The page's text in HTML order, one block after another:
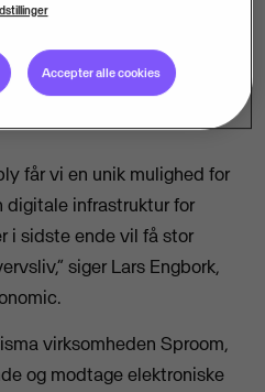
to-end e-faktura- og
kommer til gavn for de
får vi en unik mulighed for
infrastruktur for
i sidste ende vil få stor
siger Lars Engbork,
virksomheden Sproom,
og modtage elektroniske
Accepter alle cookies